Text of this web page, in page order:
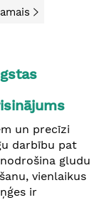
un precīzi
darbību pat
gludu
vienlaikus
ir